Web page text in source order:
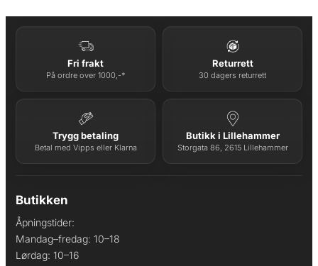
Fri frakt
På ordre over 1000,-*
Returrett
30 dagers returrett
Trygg betaling
Betal med Vipps eller Klarna
Butikk i Lillehammer
Storgata 86, 2615 Lillehammer
Butikken
Åpningstider:
Mandag–fredag: 10–18
Lørdag: 10–16